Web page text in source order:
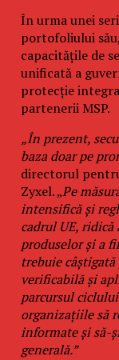
În urma unei
portofoliului
capacitățile de
unificată a
protecție
partenerii MSP.
„În prezent,
baza doar pe
directorul
Zyxel. „Pe
intensifică și
cadrul UE,
produselor și a
trebuie
verificabilă și
parcursul
organizațiile să
informate și să-
generală.”